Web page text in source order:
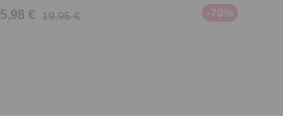
5,98 € 19,95 € -70%